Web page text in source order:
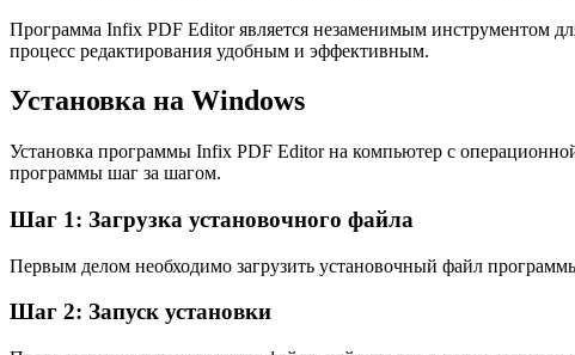
Программа Infix PDF Editor является незаменимым инструментом
процесс редактирования удобным и эффективным.
Установка на Windows
Установка программы Infix PDF Editor на компьютер с
программы шаг за шагом.
Шаг 1: Загрузка установочного файла
Первым делом необходимо загрузить установочный файл
Шаг 2: Запуск установки